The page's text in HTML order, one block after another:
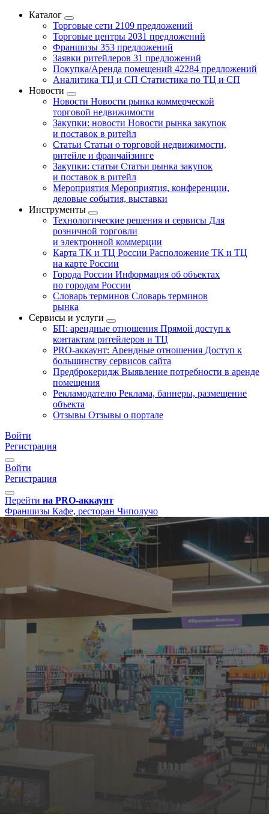
Каталог
Торговые сети 2109 предложений
Торговые центры 2031 предложений
Франшизы 353 предложений
Заявки ритейлеров 31 предложений
Покупка/Аренда помещений 42284 предложений
Аналитика ТЦ и СП Статистика по ТЦ и СП
Новости
Новости Новости рынка коммерческой
торговой недвижимости
Закупки: новости Новости рынка закупок
и поставок в ритейл
Статьи Статьи о торговой недвижимости,
ритейле и франчайзинге
Закупки: статьи Статьи рынка закупок
и поставок в ритейл
Мероприятия Мероприятия, конференции,
деловые события, выставки
Инструменты
Технологические решения и сервисы Для
розничной торговли
и электронной коммерции
Карта ТК и ТЦ России Расположение ТК и ТЦ
на карте России
Города России Информация об объектах
по городам России
Словарь терминов Словарь терминов
рынка
Сервисы и услуги
БП: арендные отношения Прямой доступ к
контактам ритейлеров и ТЦ
PRO-аккаунт: Арендные отношения Доступ к
большинству сервисов сайта
Предброкеридж Выявление потребности в аренде
помещения
Рекламодателю Реклама, баннеры, размещение
объекта
Отзывы Отзывы о портале
Войти
Регистрация
Войти
Регистрация
Перейти на PRO-аккаунт
Франшизы Кафе, ресторан Чиполучо